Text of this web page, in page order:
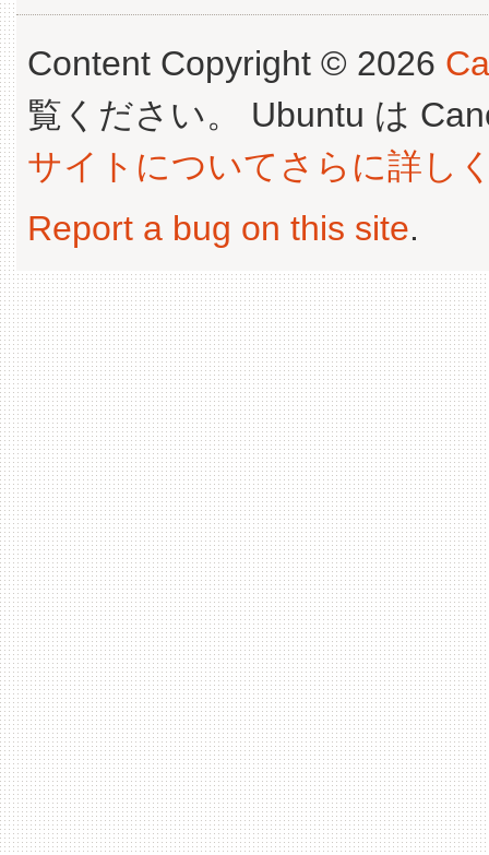
Content Copyright © 2026
覧ください。 Ubuntu は
サイトについてさらに詳し
Report a bug on this site.